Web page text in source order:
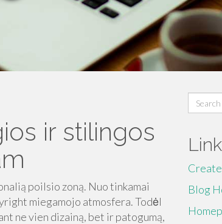
ir stilingos
poilsio zoną. Nuo tinkamai
miegamojo atmosfera. Todėl
ne vien dizainą, bet ir patogumą,
Search
for:
Blog